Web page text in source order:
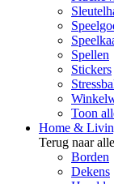
Spellen
Stickers
Toon
Home &
Terug naar
Borden
Dekens